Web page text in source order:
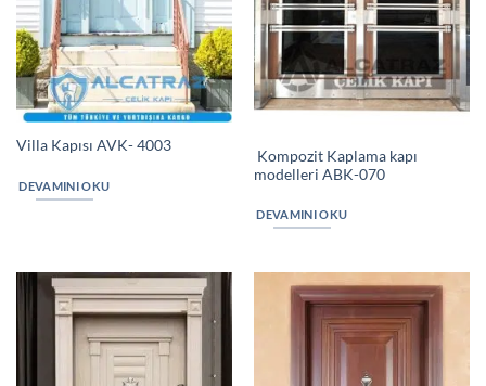
Villa Kapısı AVK- 4003
DEVAMINI OKU
Kompozit Kaplama kapı
modelleri ABK-070
DEVAMINI OKU